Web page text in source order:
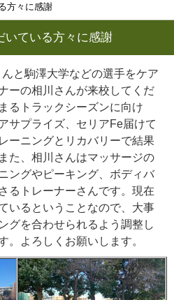
方々に感謝
いている方々に感謝
と駒澤大学などの選手をケア
ーの相川さんが来校してくだ
るトラックシーズンに向け
サプライズ、セリアFe届けて
ーニングとリカバリーで結果
た、相川さんはマッサージの
ングやピーキング、ボディバ
るトレーナーさんです。現在
いるということなので、大事
グを合わせられるよう調整し
。よろしくお願いします。